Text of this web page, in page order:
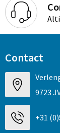
Contact
9723
+31